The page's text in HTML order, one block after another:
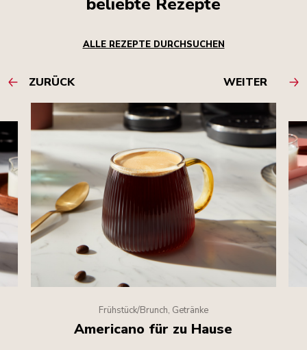
ALLE REZEPTE DURCHSUCHEN
ZURÜCK WEITER
Frühstück/Brunch, Getränke
Americano für zu Hause